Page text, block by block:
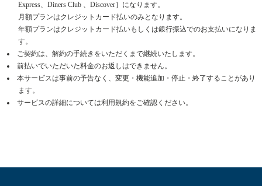
Express、Diners Club 、Discover］になります。
月額プランはクレジットカード払いのみとなります。
年額プランはクレジットカード払いもしくは銀行振込でのお支払いになりま
す。
ご契約は、解約の手続きをいただくまで継続いたします。
前払いでいただいた料金のお返しはできません。
本サービスは事前の予告なく、変更・機能追加・停止・終了することがあり
ます。
サービスの詳細については利用規約をご確認ください。